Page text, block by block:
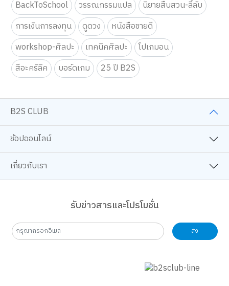
BackToSchool
วรรณกรรมแปล
นิยายสืบสวน-ลี้ลับ
การเงินการลงทุน
ดูดวง
หนังสือขายดี
workshop-ศิลปะ
เทคนิคศิลปะ
โปเกมอน
B2S CLUB
ช้อปออนไลน์
เกี่ยวกับเรา
รับข่าวสารและโปรโมชั่น